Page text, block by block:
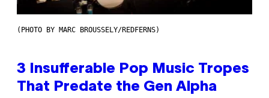
(PHOTO BY MARC BROUSSELY/REDFERNS)
3 Insufferable Pop Music Tropes
That Predate the Gen Alpha